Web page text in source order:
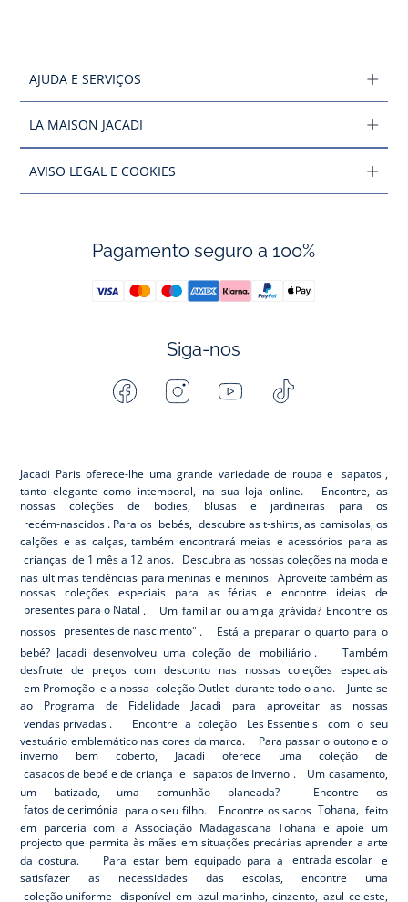
AJUDA E SERVIÇOS
LA MAISON JACADI
AVISO LEGAL E COOKIES
Pagamento seguro a 100%
Siga-nos
FacebookInstagramYoutube
Jacadi Paris oferece-lhe uma grande variedade de roupa e sapatos ,
tanto elegante como intemporal, na sua loja online. Encontre, as
nossas coleções de bodies, blusas e jardineiras para os
recém-nascidos . Para os bebés, descubre as t-shirts, as camisolas, os
calções e as calças, também encontrará meias e acessórios para as
crianças de 1 mês a 12 anos. Descubra as nossas coleções na moda e
nas últimas tendências para meninas e meninos. Aproveite também as
nossas coleções especiais para as férias e encontre ideias de
presentes para o Natal . Um familiar ou amiga grávida? Encontre os
nossos presentes de nascimento" . Está a preparar o quarto para o
bebé? Jacadi desenvolveu uma coleção de
mobiliário . Também
desfrute de preços com desconto nas nossas coleções especiais
em Promoção e a nossa coleção Outlet durante todo o ano. Junte-se
ao Programa de Fidelidade Jacadi para aproveitar as nossas
vendas privadas . Encontre a coleção Les Essentiels
com o seu
vestuário emblemático nas cores da marca. Para passar o outono e o
inverno bem coberto, Jacadi oferece uma coleção de
casacos de bebé e de criança e sapatos de Inverno . Um casamento,
um batizado, uma comunhão planeada? Encontre os
fatos de cerimónia para o seu filho. Encontre os sacos Tohana, feito
em parceria com a Associação Madagascana Tohana e apoie um
projecto que permita às mães em situações precárias aprender a arte
da costura. Para estar bem equipado para a
entrada escolar e
satisfazer as necessidades das escolas, encontre uma
coleção uniforme disponível em azul-marinho, cinzento, azul celeste,